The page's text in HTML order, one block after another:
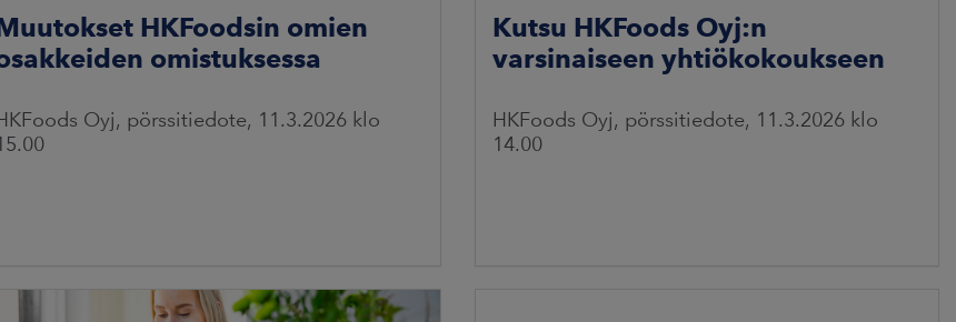
HKFoodsin omien
omistuksessa
Oyj, pörssitiedote, 11.3.2026 klo
Kutsu HKFoods Oyj:n
varsinaiseen yhtiökokoukseen
HKFoods Oyj, pörssitiedote, 11.3.2026 klo
14.00